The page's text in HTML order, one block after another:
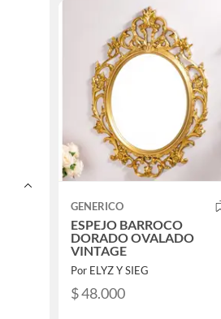
GENERICO
ESPEJO BARROCO
DORADO OVALADO
VINTAGE
Por ELYZ Y SIEG
$ 48.000